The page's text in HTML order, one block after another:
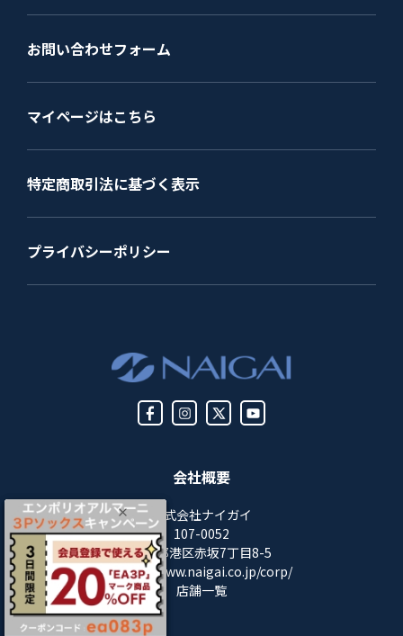
会社概要
株式会社ナイガイ
107-0052
東京都港区赤坂7丁目8-5
https://www.naigai.co.jp/corp/
店舗一覧
お問い合わせフォーム
マイページはこちら
特定商取引法に基づく表示
プライバシーポリシー